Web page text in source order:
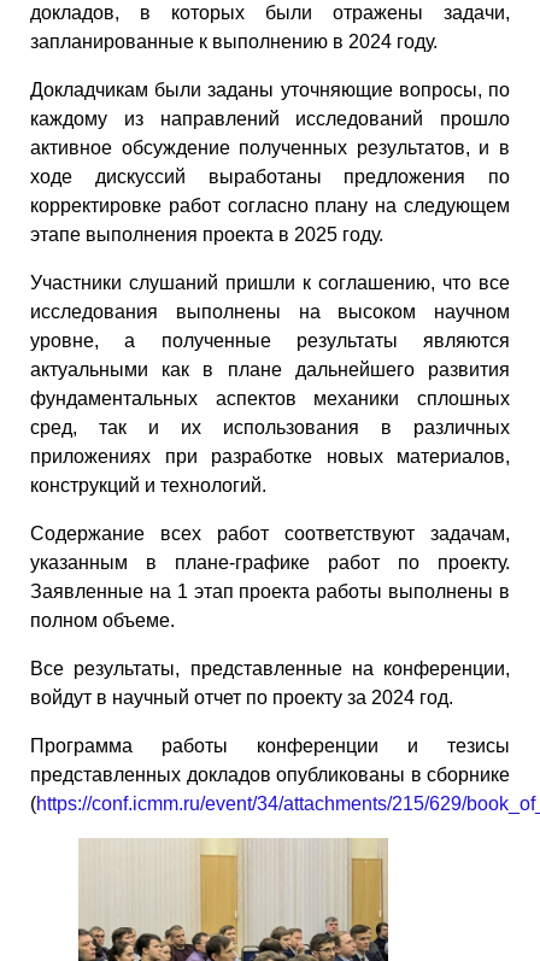
докладов, в которых были отражены задачи,
запланированные к выполнению в 2024 году.
Докладчикам были заданы уточняющие вопросы, по
каждому из направлений исследований прошло
активное обсуждение полученных результатов, и в
ходе дискуссий выработаны предложения по
корректировке работ согласно плану на следующем
этапе выполнения проекта в 2025 году.
Участники слушаний пришли к соглашению, что все
исследования выполнены на высоком научном
уровне, а полученные результаты являются
актуальными как в плане дальнейшего развития
фундаментальных аспектов механики сплошных
сред, так и их использования в различных
приложениях при разработке новых материалов,
конструкций и технологий.
Содержание всех работ соответствуют задачам,
указанным в плане-графике работ по проекту.
Заявленные на 1 этап проекта работы выполнены в
полном объеме.
Все результаты, представленные на конференции,
войдут в научный отчет по проекту за 2024 год.
Программа работы конференции и тезисы
представленных докладов опубликованы в сборнике
(https://conf.icmm.ru/event/34/attachments/215/629/